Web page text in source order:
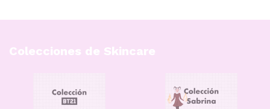
Colecciones de Skincare